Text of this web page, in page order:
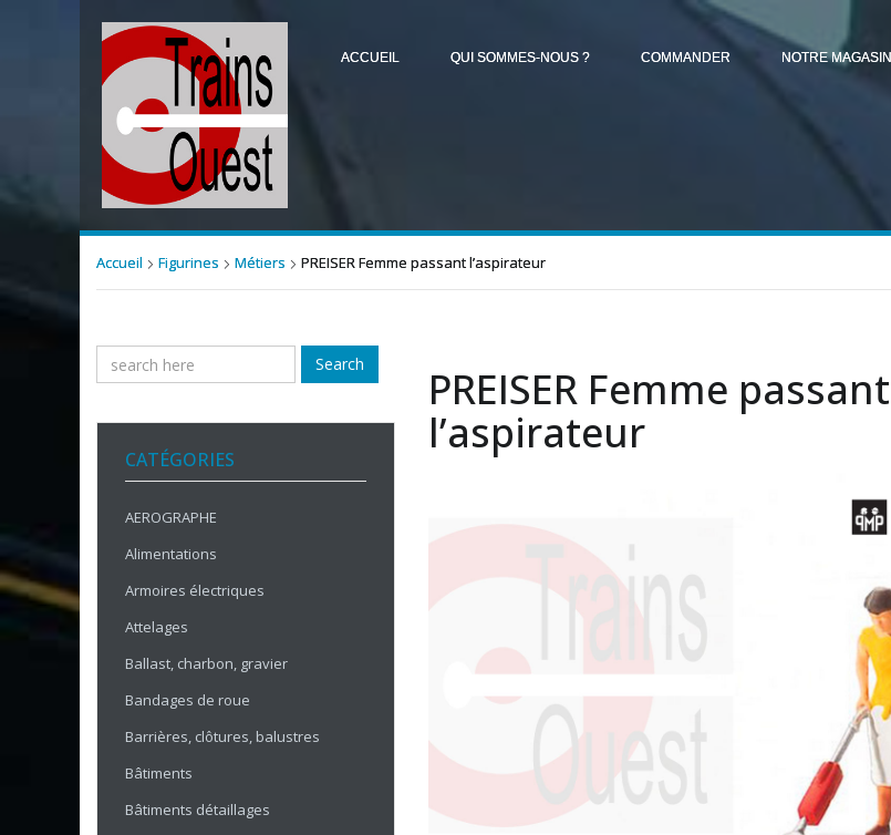
ACCUEIL QUI SOMMES-NOUS ? COMMANDER NOTRE MAGASIN
Accueil Figurines Métiers PREISER Femme passant l’aspirateur
Search
CATÉGORIES
AEROGRAPHE
Alimentations
Armoires électriques
Attelages
Ballast, charbon, gravier
Bandages de roue
Barrières, clôtures, balustres
Bâtiments
Bâtiments détaillages
PREISER Femme passant
l’aspirateur